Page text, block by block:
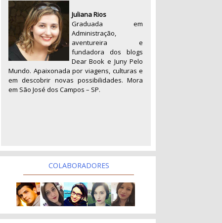
Juliana Rios
Graduada em
Administração,
aventureira e
fundadora dos blogs
Dear Book e Juny Pelo
Mundo. Apaixonada por viagens, culturas e
em descobrir novas possibilidades. Mora
em São José dos Campos – SP.
COLABORADORES